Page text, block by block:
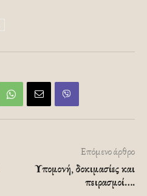
Επόμενο άρθρο
Υπομονή, δοκιμασίες και
πειρασμοί….